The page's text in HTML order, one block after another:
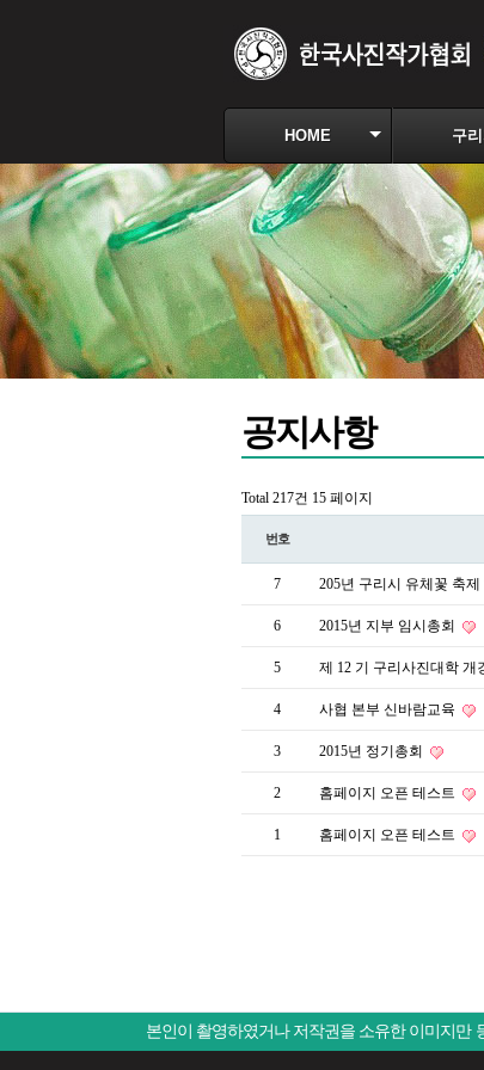
HOME 구
공지사항
Total 217건 15 페이지
번호
7 205년 구리시 유체꽃 축제
6 2015년 지부 임시총회
5 제 12 기 구리사진대학 개
4 사협 본부 신바람교육
3 2015년 정기총회
2 홈페이지 오픈 테스트
1 홈페이지 오픈 테스트
본인이 촬영하였거나 저작권을 소유한 이미지만